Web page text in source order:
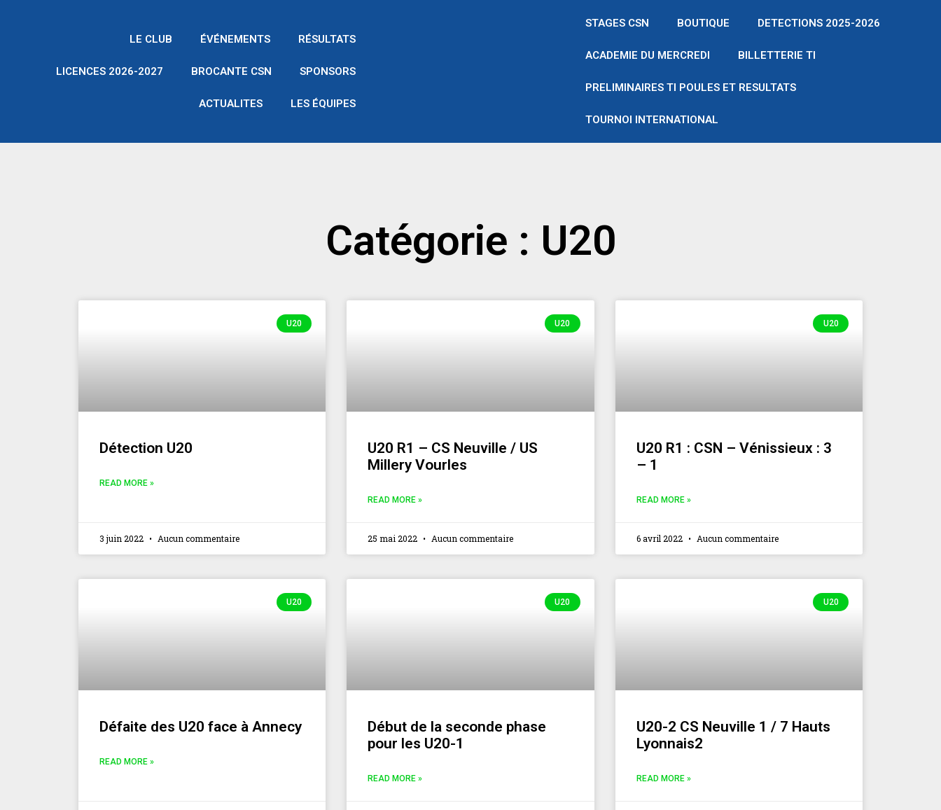
LE CLUB ÉVÉNEMENTS RÉSULTATS
LICENCES 2026-2027 BROCANTE CSN SPONSORS
ACTUALITES LES ÉQUIPES
STAGES CSN BOUTIQUE DETECTIONS 2025-2026
ACADEMIE DU MERCREDI BILLETTERIE TI
PRELIMINAIRES TI POULES ET RESULTATS
TOURNOI INTERNATIONAL
Catégorie : U20
U20
Détection U20
READ MORE »
3 juin 2022 Aucun commentaire
U20
U20 R1 – CS Neuville / US
Millery Vourles
READ MORE »
25 mai 2022 Aucun commentaire
U20
U20 R1 : CSN – Vénissieux : 3
– 1
READ MORE »
6 avril 2022 Aucun commentaire
U20
Défaite des U20 face à Annecy
READ MORE »
U20
Début de la seconde phase
pour les U20-1
READ MORE »
U20
U20-2 CS Neuville 1 / 7 Hauts
Lyonnais2
READ MORE »